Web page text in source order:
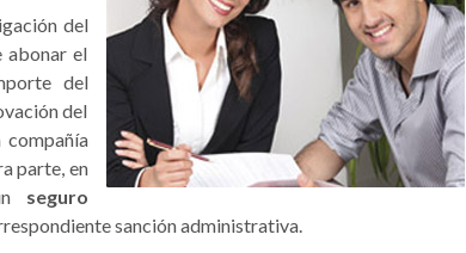
del
abonar el
del
del
parte, en
seguro
sanción administrativa.